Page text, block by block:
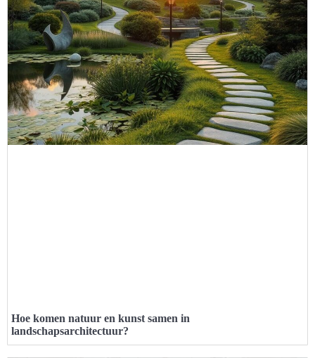
Hoe komen natuur en kunst samen in
landschapsarchitectuur?